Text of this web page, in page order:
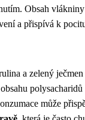
Obsah
a přispívá k
a zelený ječmen
polysacharidů
může